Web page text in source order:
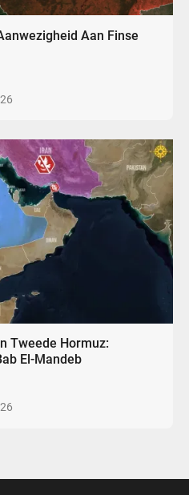
Aan Finse
Tweede Hormuz:
El-Mandeb